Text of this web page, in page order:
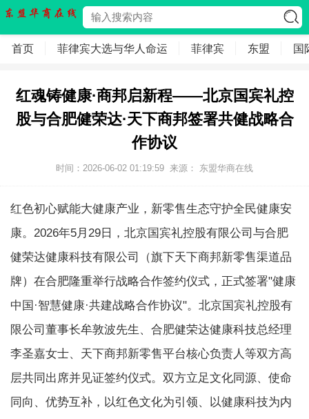
首页 菲律宾大选与华人命运 菲律宾 东盟 国
红魂铸健康·商邦启新程——北京国宾礼控
股与合肥健荣达·天下商邦签署共健战略合
作协议
时间：2026-06-02 01:19:59 来源： 东盟华商在线
红色初心赋能大健康产业，新零售生态守护全民健康安
康。2026年5月29日，北京国宾礼控股有限公司与合肥
健荣达健康科技有限公司（旗下天下商邦新零售渠道品
牌）在合肥隆重举行战略合作签约仪式，正式签署"健康
中国·智慧健康·共建战略合作协议"。北京国宾礼控股有
限公司董事长牟敦波先生、合肥健荣达健康科技总经理
李圣嘉女士、天下商邦新零售平台核心负责人等双方高
层共同出席并见证签约仪式。双方立足文化同源、使命
同向、优势互补，以红色文化为引领、以健康科技为内